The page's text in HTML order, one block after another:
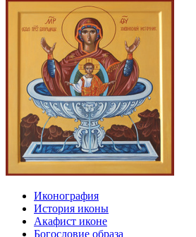
Иконография
История иконы
Акафист иконе
Богословие образа